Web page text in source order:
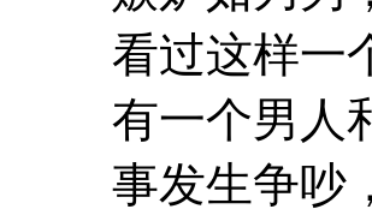
看过这样一
有一个男人
事发生争吵